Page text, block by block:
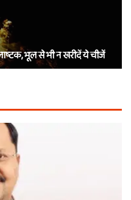
भूल से भी न खरीदें ये चीजें